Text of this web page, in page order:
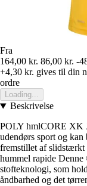
Fra
164,00 kr. 86,00 kr. -
+4,30 kr. gives til din
ordre
Loading...
Beskrivelse
POLY hmlCORE XK
udendørs sport og
fremstillet af slidstærkt
hummel rapide
stofteknologi, som
åndbarhed og det